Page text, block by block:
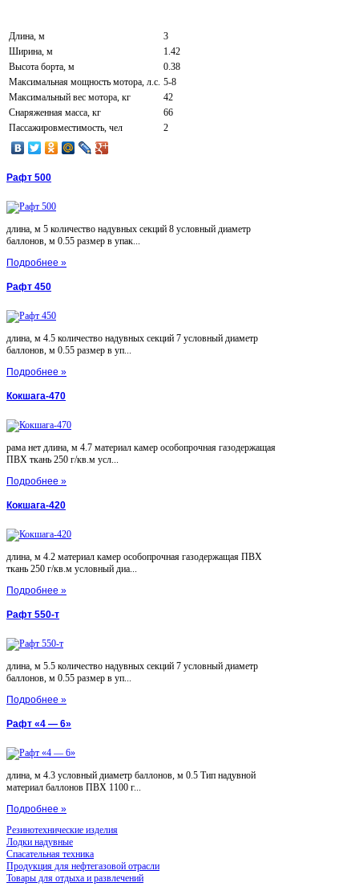
Длина, м
3
Ширина, м
1.42
Высота борта, м
0.38
Максимальная мощность мотора, л.с. 5-8
Максимальный вес мотора, кг
42
Снаряженная масса, кг
66
Пассажировместимость, чел
2
Рафт 500
длина, м 5 количество надувных секций 8 условный диаметр
баллонов, м 0.55 размер в упак...
Подробнее »
Рафт 450
длина, м 4.5 количество надувных секций 7 условный диаметр
баллонов, м 0.55 размер в уп...
Подробнее »
Кокшага-470
рама нет длина, м 4.7 материал камер особопрочная газодержащая
ПВХ ткань 250 г/кв.м усл...
Подробнее »
Кокшага-420
длина, м 4.2 материал камер особопрочная газодержащая ПВХ
ткань 250 г/кв.м условный диа...
Подробнее »
Рафт 550-т
длина, м 5.5 количество надувных секций 7 условный диаметр
баллонов, м 0.55 размер в уп...
Подробнее »
Рафт «4 — 6»
длина, м 4.3 условный диаметр баллонов, м 0.5 Тип надувной
материал баллонов ПВХ 1100 г...
Подробнее »
Резинотехнические изделия
Лодки надувные
Спасательная техника
Продукция для нефтегазовой отрасли
Товары для отдыха и развлечений